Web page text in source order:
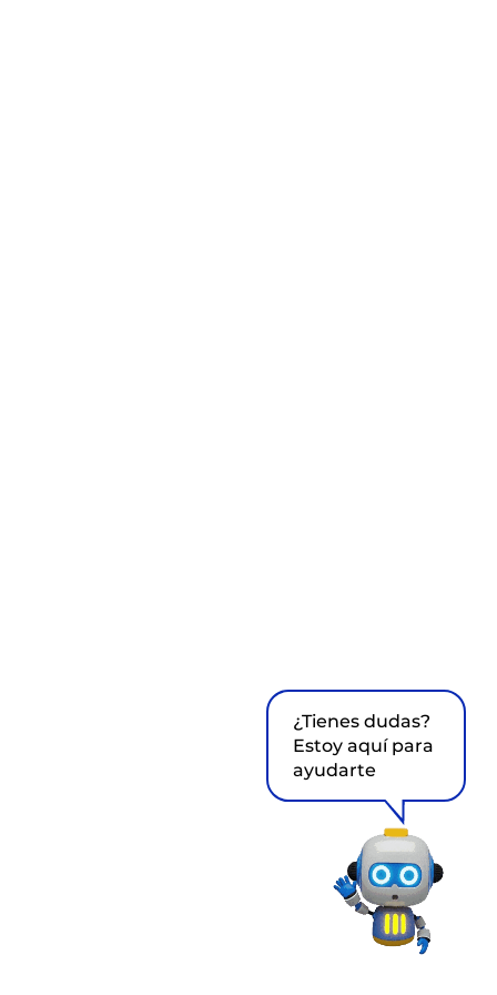
¿Tienes dudas?
Estoy aquí para
ayudarte